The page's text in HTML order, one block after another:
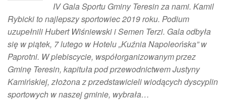
IV Gala Sportu Gminy Teresin za nami. Kamil
Rybicki to najlepszy sportowiec 2019 roku. Podium
uzupełnili Hubert Wiśniewski i Semen Terzi. Gala odbyła
się w piątek, 7 lutego w Hotelu „Kuźnia Napoleońska” w
Paprotni. W plebiscycie, współorganizowanym przez
Gminę Teresin, kapituła pod przewodnictwem Justyny
Kamińskiej, złożona z przedstawicieli wiodących dyscyplin
sportowych w naszej gminie, wybrała…